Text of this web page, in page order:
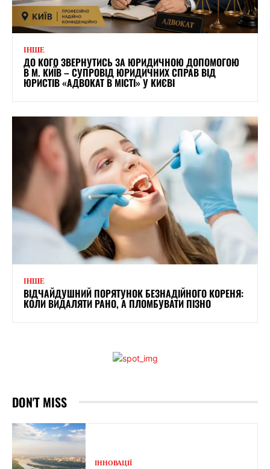
ІНШЕ
ДО КОГО ЗВЕРНУТИСЬ ЗА ЮРИДИЧНОЮ ДОПОМОГОЮ
В М. КИЇВ – СУПРОВІД ЮРИДИЧНИХ СПРАВ ВІД
ЮРИСТІВ «АДВОКАТ В МІСТІ» У КИЄВІ
ІНШЕ
ВІДЧАЙДУШНИЙ ПОРЯТУНОК БЕЗНАДІЙНОГО КОРЕНЯ:
КОЛИ ВИДАЛЯТИ РАНО, А ПЛОМБУВАТИ ПІЗНО
DON'T MISS
ІННОВАЦІЇ